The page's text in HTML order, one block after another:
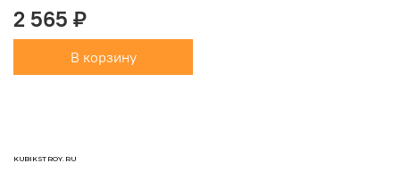
2 565 ₽
В корзину
KUBIKSTROY.RU